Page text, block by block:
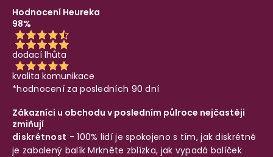
Hodnocení Heureka
98%
dodací lhůta
kvalita komunikace
*hodnocení za posledních 90 dní
Zákazníci u obchodu v posledním půlroce nejčastěji
zmiňují
diskrétnost - 100% lidí je spokojeno s tím, jak diskrétně
je zabalený balíkMrkněte zblízka, jak vypadá balíček